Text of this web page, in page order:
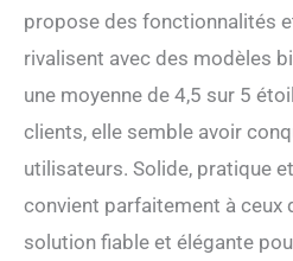
propose des fonctionnalités
rivalisent avec des modèles
une moyenne de 4,5 sur 5
clients, elle semble avoir
utilisateurs. Solide, pratique
convient parfaitement à ceux
solution fiable et élégante